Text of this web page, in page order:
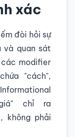
xác
đòi hỏi sự
và quan sát
các modifier
"cách",
chỉ ra
không phải